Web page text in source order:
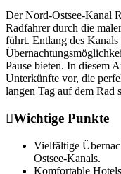
Der Nord-Ostsee-Kanal Radweg ist eine wunderschöne Strecke, die
Radfahrer durch die
führt. Entlang des
Pause bieten. In diesem
Unterkünfte vor, die
langen Tag auf dem Rad
Wichtige Punkte
Vielfältige
Ostsee-Kanals.
Komfortable